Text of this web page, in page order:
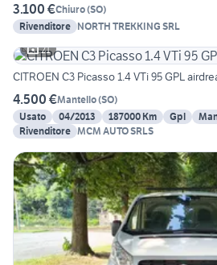
3.100 €Chiuro(SO)
Rivenditore NORTH TREKKING SRL
21
CITROEN C3 Picasso 1.4 VTi 95 GPL
4.500 €Mantello(SO)
Usato
04/2013 187000 Km Gpl
Rivenditore MCM AUTO SRLS